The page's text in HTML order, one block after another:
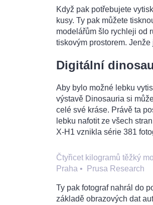
Když pak potřebujete
kusy. Ty pak můžete
modelářům šlo rychleji od
tiskovým prostorem.
Digitální
Aby bylo možné lebku
výstavě Dinosauria si
celé své kráse. Právě ta
lebku nafotit ze všech
X-H1 vznikla série 381
Čtyřicet kilogramů těžký
Praha • Prusa Research
Ty pak fotograf nahrál do
základě obrazových dat